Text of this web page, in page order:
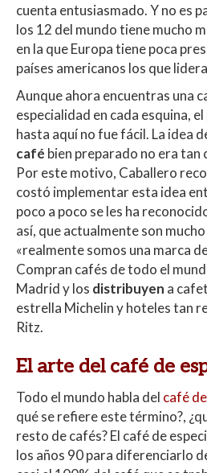
cuenta entusiasmado. Y no es
los 12 del mundo tiene mucho
en la que Europa tiene poca
países americanos los que
Aunque ahora encuentras una
especialidad en cada esquina,
hasta aquí no fue fácil. La idea
café bien preparado no era tan
Por este motivo, Caballero
costó implementar esta idea
poco a poco se les ha
así, que actualmente son
«realmente somos una marca
Compran cafés de todo el
Madrid y los distribuyen a
estrella Michelin y hoteles tan
Ritz.
El arte del café de
Todo el mundo habla del café
qué se refiere este término?,
resto de cafés? El café de
los años 90 para diferenciarlo